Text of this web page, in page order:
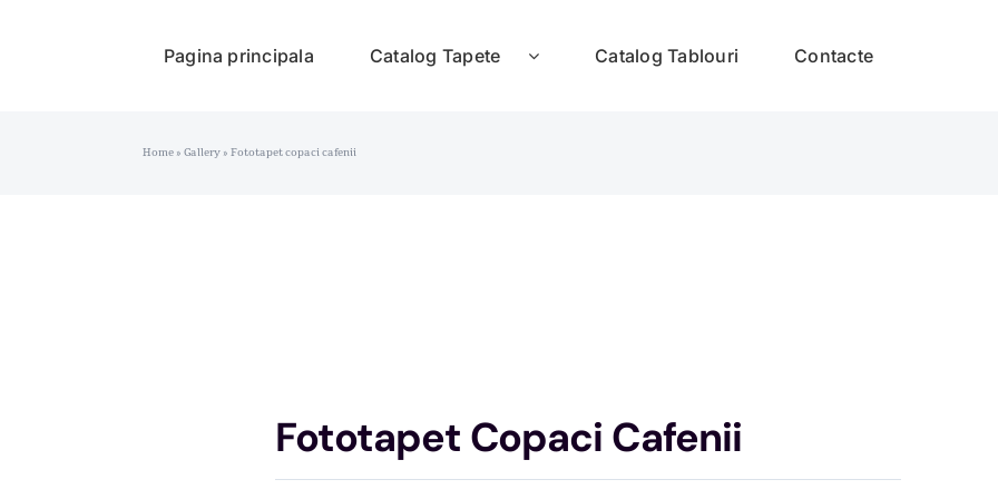
Pagina principala Catalog Tapete Catalog Tablouri Contacte
Home»Gallery»Fototapet copaci cafenii
Fototapet Copaci Cafenii